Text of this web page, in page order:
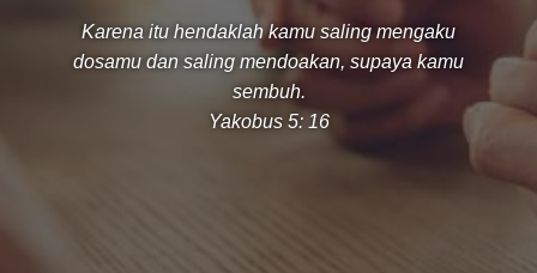
Karena itu hendaklah kamu saling mengaku
dosamu dan saling mendoakan, supaya kamu
sembuh.
Yakobus 5: 16